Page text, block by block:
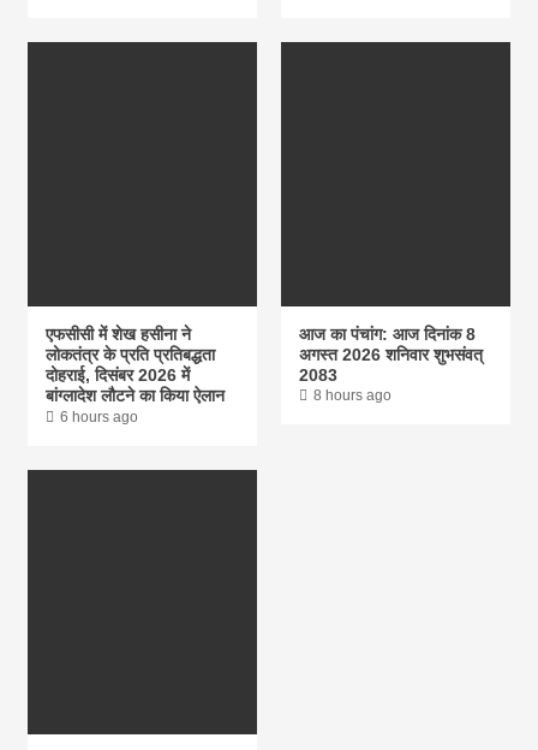
एफसीसी में शेख हसीना ने
लोकतंत्र के प्रति प्रतिबद्धता
दोहराई, दिसंबर 2026 में
बांग्लादेश लौटने का किया ऐलान
6 hours ago
आज का पंचांग: आज दिनांक 8
अगस्त 2026 शनिवार शुभसंवत्
2083
8 hours ago